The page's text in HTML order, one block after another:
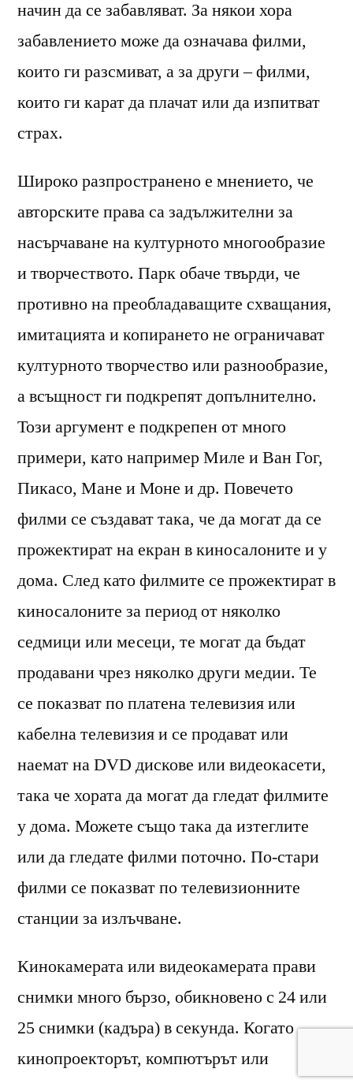
начин да се забавляват. За някои хора
забавлението може да означава филми,
които ги разсмиват, а за други – филми,
които ги карат да плачат или да изпитват
страх.
Широко разпространено е мнението, че
авторските права са задължителни за
насърчаване на културното многообразие
и творчеството. Парк обаче твърди, че
противно на преобладаващите схващания,
имитацията и копирането не ограничават
културното творчество или разнообразие,
а всъщност ги подкрепят допълнително.
Този аргумент е подкрепен от много
примери, като например Миле и Ван Гог,
Пикасо, Мане и Моне и др. Повечето
филми се създават така, че да могат да се
прожектират на екран в киносалоните и у
дома. След като филмите се прожектират в
киносалоните за период от няколко
седмици или месеци, те могат да бъдат
продавани чрез няколко други медии. Те
се показват по платена телевизия или
кабелна телевизия и се продават или
наемат на DVD дискове или видеокасети,
така че хората да могат да гледат филмите
у дома. Можете също така да изтеглите
или да гледате филми поточно. По-стари
филми се показват по телевизионните
станции за излъчване.
Кинокамерата или видеокамерата прави
снимки много бързо, обикновено с 24 или
25 снимки (кадъра) в секунда. Когато
кинопроекторът, компютърът или